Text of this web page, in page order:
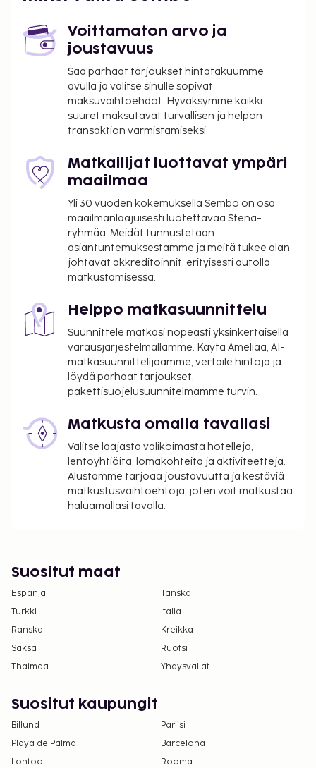
ja kiertoajelu-/lippupalvelu. Hotel Palladion by
Anayia All Inclusive Resorts tarjoaa asiakkailleen
ravintolan ja välipalabaarin/delin. Rentoudu
nauttimalla pari drinkkiä baarissa or allasbaarissa.
Majoituspaikka veloittaa seuraavat paikan päällä
suoritettavat maksut. Maksuihin saattaa sisältyä
Kaupunki perii kaupunkiveron, joka maksetaan
majoituspaikassa. Veron määrä riippuu
kaudesta, eikä sitä välttämättä peritä ympäri
vuoden. Muita poikkeuksia tai alennuksia
saatetaan soveltaa. Lisätietoja saat ottamalla
yhteyttä majoituspaikkaan
varausvahvistuksessa olevia tietoja käyttäen.
Kaupungin perimä vero: 1.11.–31.3. välisenä aikana
1.50 EUR per majoitustila per yö
Kaupungin perimä vero: 1.4.–31.10. välisenä
aikana 5.00 EUR per majoitustila per yö
Tässä on mainittu kaikki majoituspaikan meille
ilmoittamat maksut.
eivät voi ylittää 500 EUR:n suuruista summaa
tässä majoituspaikassa. Saat lisätietoja asiasta
ottamalla yhteyttä majoituspaikkaan
varausvahvistuksessa olevien tietojen avulla.
Kontaktiton sisäänkirjautuminen ja kontaktiton
uloskirjautuminen ovat saatavilla.
Voittamaton arvo ja
joustavuus
Saa parhaat tarjoukset hintatakuumme
avulla ja valitse sinulle sopivat
maksuvaihtoehdot. Hyväksymme kaikki
suuret maksutavat turvallisen ja helpon
transaktion varmistamiseksi.
Matkailijat luottavat ympäri
maailmaa
Yli 30 vuoden kokemuksella Sembo on osa
maailmanlaajuisesti luotettavaa Stena-
ryhmää. Meidät tunnustetaan
asiantuntemuksestamme ja meitä tukee alan
johtavat akkreditoinnit, erityisesti autolla
matkustamisessa.
Helppo matkasuunnittelu
Suunnittele matkasi nopeasti yksinkertaisella
varausjärjestelmällämme. Käytä Ameliaa, AI-
matkasuunnittelijaamme, vertaile hintoja ja
löydä parhaat tarjoukset,
pakettisuojelusuunnitelmamme turvin.
Matkusta omalla tavallasi
Valitse laajasta valikoimasta hotelleja,
lentoyhtiöitä, lomakohteita ja aktiviteetteja.
Alustamme tarjoaa joustavuutta ja kestäviä
matkustusvaihtoehtoja, joten voit matkustaa
haluamallasi tavalla.
Suositut maat
Espanja
Tanska
Turkki
Italia
Ranska
Kreikka
Saksa
Ruotsi
Thaimaa
Yhdysvallat
Suositut kaupungit
Billund
Pariisi
Playa de Palma
Barcelona
Lontoo
Rooma